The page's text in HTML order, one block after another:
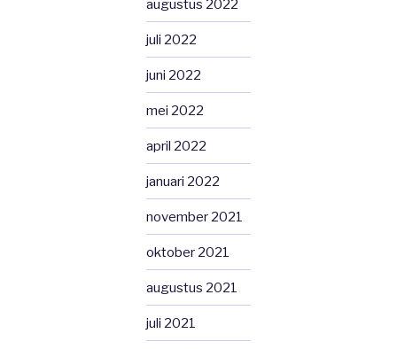
augustus 2022
juli 2022
juni 2022
mei 2022
april 2022
januari 2022
november 2021
oktober 2021
augustus 2021
juli 2021